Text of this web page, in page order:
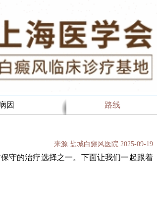
因 路线
来源:盐城白癜风医院 2025-09-19
守的治疗选择之一。下面让我们一起跟着